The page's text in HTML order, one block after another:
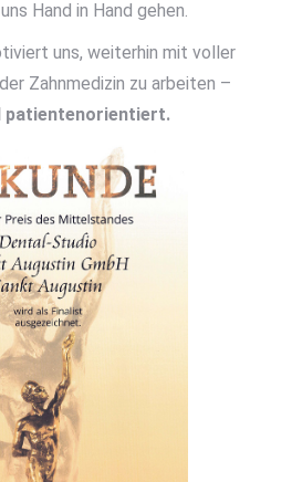
Hand in Hand gehen.
uns, weiterhin mit voller
Zahnmedizin zu arbeiten –
patientenorientiert.